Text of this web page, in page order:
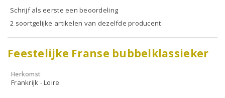
Schrijf als eerste een beoordeling
2 soortgelijke artikelen van dezelfde producent
Feestelijke Franse bubbelklassieker
Herkomst
Frankrijk - Loire